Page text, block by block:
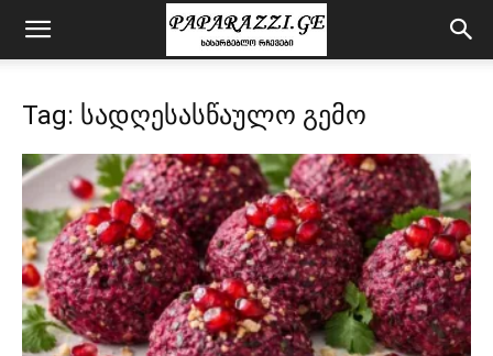
Tag: სადღესასწაულო გემო